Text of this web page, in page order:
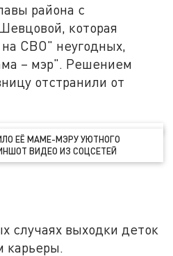
района с
которая
СВО" неугодных,
– мэр". Решением
отстранили от
ЕЁ МАМЕ-МЭРУ УЮТНОГО
ВИДЕО ИЗ СОЦСЕТЕЙ
случаях выходки деток
карьеры.